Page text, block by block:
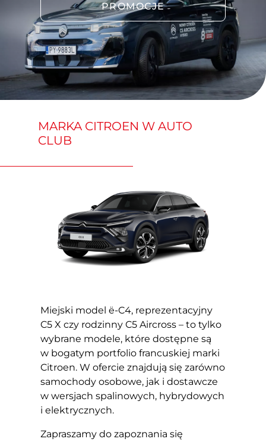
PROMOCJE
MARKA CITROEN W AUTO
CLUB
Miejski model ë-C4, reprezentacyjny
C5 X czy rodzinny C5 Aircross – to tylko
wybrane modele, które dostępne są
w bogatym portfolio francuskiej marki
Citroen. W ofercie znajdują się zarówno
samochody osobowe, jak i dostawcze
w wersjach spalinowych, hybrydowych
i elektrycznych.
Zapraszamy do zapoznania się